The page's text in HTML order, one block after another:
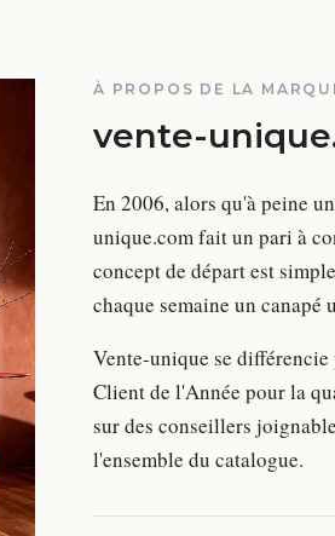
À PROPOS DE LA
vente-unique
En 2006, alors qu'à peine
unique.com fait un pari à
concept de départ est
chaque semaine un canapé
Vente-unique se
Client de l'Année pour la
sur des conseillers
l'ensemble du catalogue.